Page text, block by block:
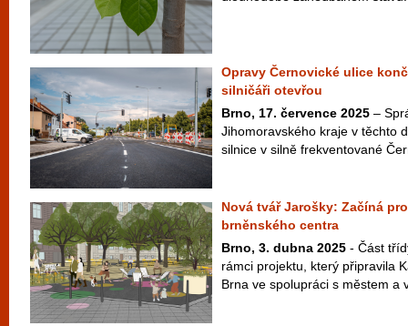
Opravy Černovické ulice
silničáři otevřou
Brno, 17. července 2025 –
Jihomoravského kraje v těchto
silnice v silně frekventované
Nová tvář Jarošky: Začíná
brněnského centra
Brno, 3. dubna 2025 - Část
rámci projektu, který připravila
Brna ve spolupráci s městem a